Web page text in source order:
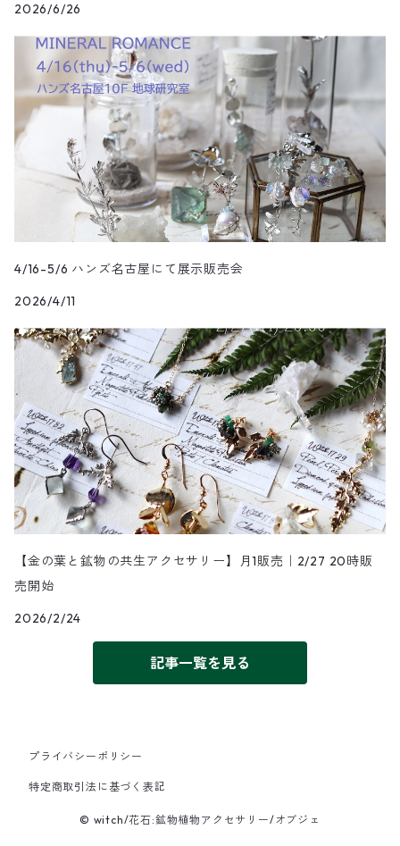
2026/6/26
4/16-5/6 ハンズ名古屋にて展示販売会
2026/4/11
【金の葉と鉱物の共生アクセサリー】月1販売｜2/27 20時販
売開始
2026/2/24
記事一覧を見る
プライバシーポリシー
特定商取引法に基づく表記
© witch/花石:鉱物植物アクセサリー/オブジェ